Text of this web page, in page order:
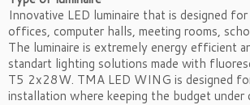
Innovative LED luminaire that is designed
offices, computer halls, meeting rooms,
The luminaire is extremely energy efficient
standart lighting solutions made with
T5 2x28W. TMA LED WING is designed
installation where keeping the budget under